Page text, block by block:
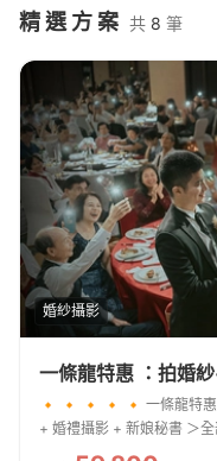
精選方案 共 8 筆
婚紗攝影
🔸 🔸 🔸 🔸 🔸 一條龍特
+ 婚禮攝影 + 新娘秘書 ＞
了！包套服務完整，妳婚